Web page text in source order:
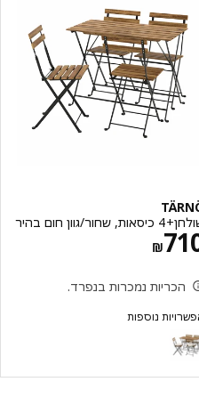
חום בהיר
‏₪מחיר ‏₪ 710
נמכרות בנפרד.
נוספות